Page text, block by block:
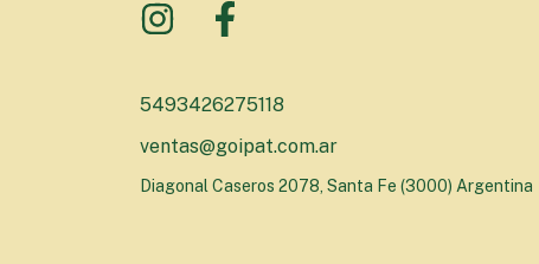
5493426275118
ventas@goipat.com.ar
Diagonal Caseros 2078, Santa Fe (3000) Argentina